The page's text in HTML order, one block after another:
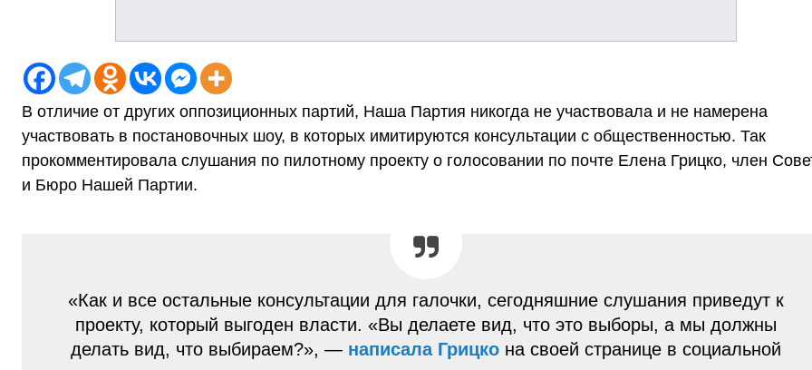
В отличие от других оппозиционных партий, Наша Партия никогда не участвовала и не намерена
участвовать в постановочных шоу, в которых имитируются консультации с общественностью. Так
прокомментировала слушания по пилотному проекту о голосовании по почте Елена Грицко, член
и Бюро Нашей Партии.
«Как и все остальные консультации для галочки, сегодняшние слушания приведут к
проекту, который выгоден власти. «Вы делаете вид, что это выборы, а мы должны
делать вид, что выбираем?», — написала Грицко на своей странице в социальной